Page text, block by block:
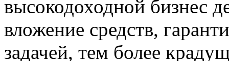
высокодоходной бизнес
вложение средств,
задачей, тем более